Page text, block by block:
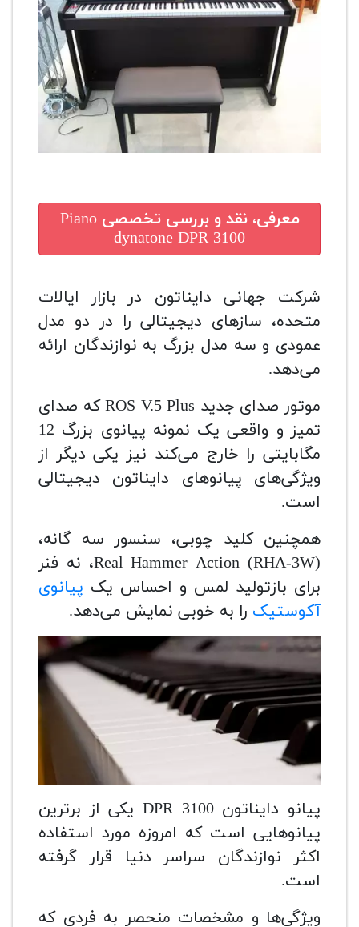
معرفی، نقد و بررسی تخصصیPiano
dynatone DPR 3100
شرکت جهانی دایناتون در بازار ایالات
متحده، سازهای دیجیتالی را در دو مدل
عمودی و سه مدل بزرگ به نوازندگان ارائه
می‌دهد.
موتور صدای جدید ROS V.5 Plus که صدای
تمیز و واقعی یک نمونه پیانوی بزرگ 12
مگابایتی را خارج می‌کند نیز یکی دیگر از
ویژگی‌های پیانوهای دایناتون دیجیتالی
است.
همچنین کلید چوبی، سنسور سه گانه،
Real Hammer Action (RHA-3W)، نه فنر
برای بازتولید لمس و احساس یک پیانوی
آکوستیک را به خوبی نمایش می‌دهد.
پیانو دایناتون DPR 3100 یکی از برترین
پیانوهایی است که امروزه مورد استفاده
اکثر نوازندگان سراسر دنیا قرار گرفته
است.
ویژگی‌ها و مشخصات منحصر به فردی که